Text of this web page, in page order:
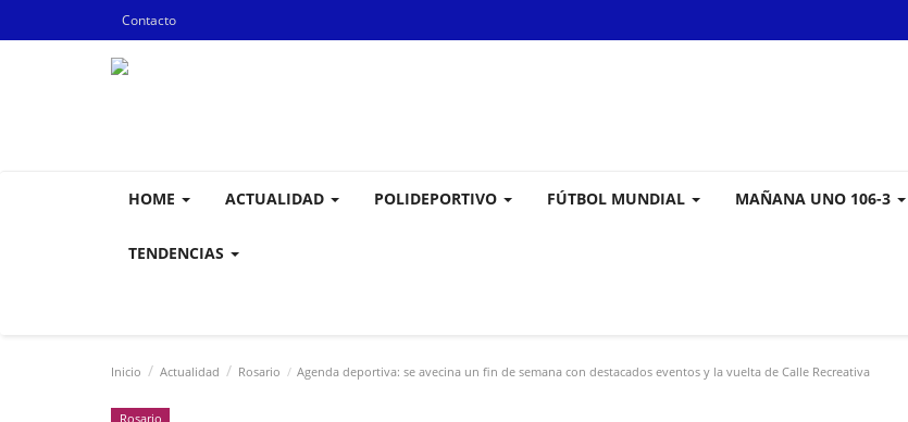
Contacto
HOME ACTUALIDAD POLIDEPORTIVO FÚTBOL MUNDIAL MAÑANA UNO 106-3
TENDENCIAS
Inicio Actualidad Rosario Agenda deportiva: se avecina un fin de semana con destacados eventos y la vuelta de Calle Recreativa
Rosario